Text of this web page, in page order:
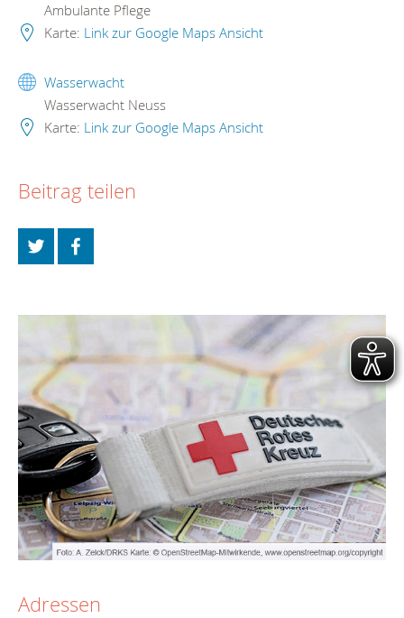
Ambulante Pflege
Karte: Link zur Google Maps Ansicht
Wasserwacht
Wasserwacht Neuss
Karte: Link zur Google Maps Ansicht
Beitrag teilen
Adressen